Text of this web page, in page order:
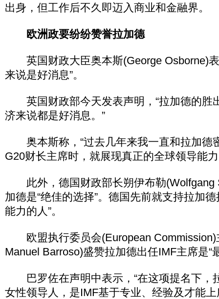
出身，但工作后不久即迈入商业和金融界。
欧洲政要纷纷赞誉拉加德
英国财政大臣奥本斯(George Osborne)表
来说是好消息”。
英国财政部今天发表声明，“拉加德的胜
济来说都是好消息。”
奥本斯称，“过去几年来我一直和拉加德
G20财长主席时，就展现真正的全球领导能力
此外，德国财政部长朔伊布勒(Wolfgang
加德是“绝佳的选择”。德国先前就支持拉加
能力的人”。
欧盟执行委员会(European Commission)
Manuel Barroso)盛赞拉加德出任IMF主席是“
巴罗佐在声明中表示，“在这项提名下，
女性领导人，是IMF基于专业、经验及才能